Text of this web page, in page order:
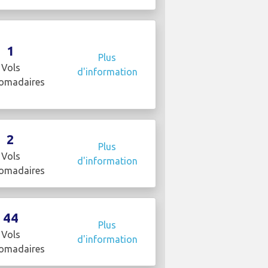
1
Vols
Plus
d'information
2
Vols
Plus
d'information
44
Vols
Plus
d'information